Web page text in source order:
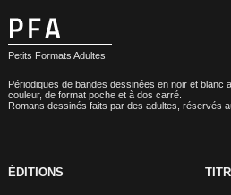
Petits Formats Adultes
Périodiques de bandes dessinées en noir et blanc
couleur, de format poche et à dos carré.
Romans dessinés faits par des adultes, réservés
ÉDITIONS